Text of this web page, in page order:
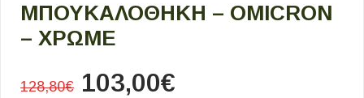
ΜΠΟΥΚΑΛΟΘΗΚΗ – OMICRON
– ΧΡΩΜΕ
128,80€ 103,00€